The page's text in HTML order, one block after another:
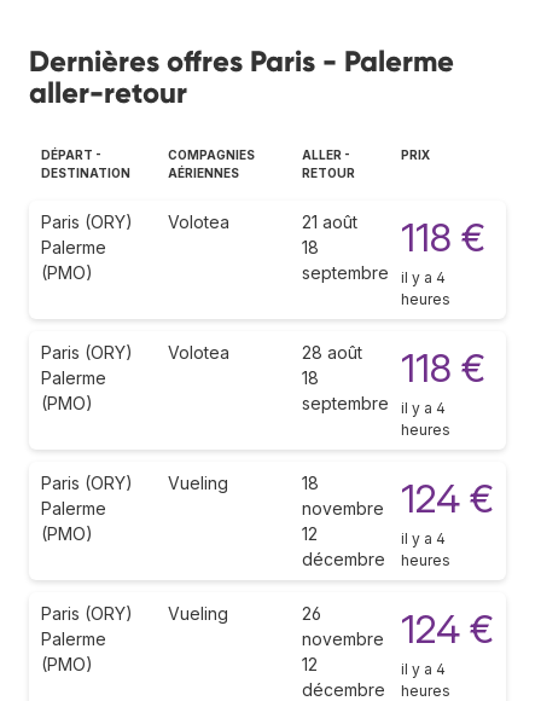
Dernières offres Paris - Palerme
aller-retour
DÉPART -
DESTINATION
COMPAGNIES
AÉRIENNES
ALLER -
RETOUR
PRIX
Paris (ORY)
Palerme
(PMO)
Volotea
21 août
18
septembre
118 €
il y a 4
heures
Paris (ORY)
Palerme
(PMO)
Volotea
28 août
18
septembre
118 €
il y a 4
heures
Paris (ORY)
Palerme
(PMO)
Vueling
18
novembre
12
décembre
124 €
il y a 4
heures
Paris (ORY)
Palerme
(PMO)
Vueling
26
novembre
12
décembre
124 €
il y a 4
heures